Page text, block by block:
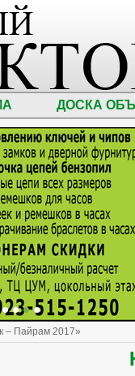
ДОСКА
– Пайрам 2017»